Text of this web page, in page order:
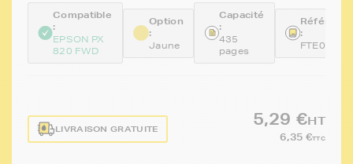
Compatible
:
EPSON PX
820 FWD
Option
:
Jaune
Capacité
:
435
pages
:
FTE0804
LIVRAISON GRATUITE
5,29 €HT
6,35 €TTC